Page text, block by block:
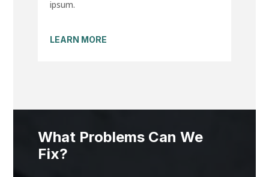
ipsum.
LEARN MORE
What Problems Can We
Fix?